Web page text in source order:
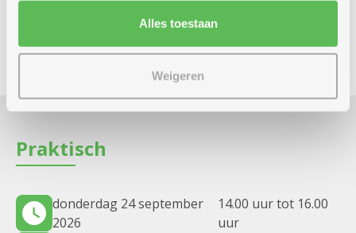
Alles toestaan
Weigeren
Heb je een dringende vraag? Bel of mail naar
onze klantendienst op 03 431 31 31 of
klantendienst@zorgbedrijf.be
Praktisch
donderdag 24 september
2026
14.00 uur tot 16.00
uur